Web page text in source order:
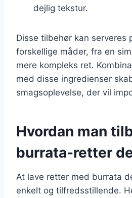
dejlig tekstur.
Disse tilbehør kan serveres
forskellige måder, fra en
mere kompleks ret.
med disse ingredienser
smagsoplevelse, der vil
Hvordan man
burrata-retter
At lave retter med burrata
enkelt og tilfredsstillende.